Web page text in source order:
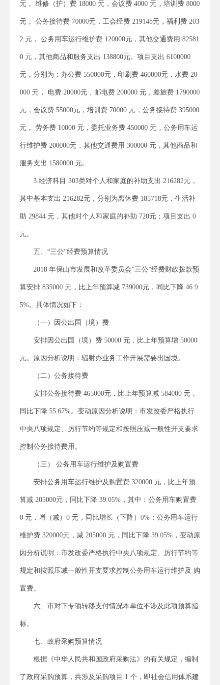
元， 维修（护）费 18000 元，会议费 4000 元，培训费 8000
元， 公务接待费 70000元，工会经费 219148元，福利费 203
2 元， 公务用车运行维护费 120000元，其他交通费用 82581
0 元，其他商品和服务支出 138800元。项目支出 6100000
元，分别为：办公费 550000元，印刷费 460000元，水费 20
000 元， 电费 20000元，邮电费 200000 元，差旅费 1790000
元，会议费 55000元，培训费 70000 元，公务接待费 395000
元， 劳务费 10000 元，委托业务费 450000 元，公务用车运
行维护费 200000元，其他交通费用 300000 元，其他商品和
服务支出 1580000 元。
3.经济科目 303类对个人和家庭的补助支出 216282元，
其中基本支出 216282元，分别为离休费 185718元，生活补
助 29844 元，其他对个人和家庭的补助 720元；项目支出 0
元。
五、“三公”经费预算情况
2018 年保山市发展和改革委员会“三公”经费财政拨款预
算安排 835000 元，比上年预算减 739000元，同比下降 46.9
5%。具体情况如下：
（一）因公出国（境）费
安排因公出国（境）费 50000 元，比上年预算增 50000
元。原因分析说明：辐射办业务工作开展需要出国境。
（二）公务接待费
安排公务接待费 465000元，比上年预算减 584000 元，
同比下降 55.67%。变动原因分析说明：市发改委严格执行
中央八项规定、厉行节约等规定和按照压减一般性开支要求
控制公务接待费用。
（三） 公务用车运行维护及购置费
安排公务用车运行维护及购置费 320000 元，比上年预
算减 205000元，同比下降 39.05%，其中：公务用车购置费
0 元，增（减）0 元，同比增长（下降）0%；公务用车运行
维护费 320000元，减 205000 元，同比下降 39.05%，变动原
因分析说明：市发改委严格执行中央八项规定、厉行节约等
规定和按照压减一般性开支要求控制公务用车运行维护及 购
置费。
六、市对下专项转移支付情况本单位不涉及此项预算指
标。
七、政府采购预算情况
根据《中华人民共和国政府采购法》的有关规定，编制
了政府采购预算，共涉及采购项目 1 个，即社会信用体系建